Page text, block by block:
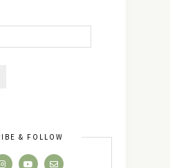
& FOLLOW